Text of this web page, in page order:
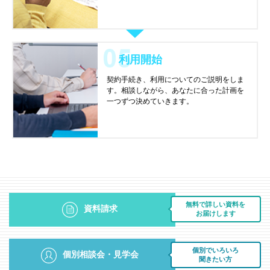
利用開始
契約手続き、利用についてのご説明をしま
す。相談しながら、あなたに合った計画を
一つずつ決めていきます。
無料で詳しい資料を
お届けします
資料請求
個別でいろいろ
聞きたい方
個別相談会・見学会